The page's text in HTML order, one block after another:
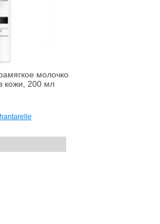
молочко
кожи, 200 мл